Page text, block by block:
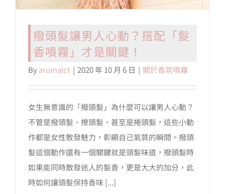
會員專區
果：
撥頭髮讓男人心動？搭配「髮
香噴霧」才是關鍵！
Byaromaict | 2020 年 10 月 6 日 | 關於香氛噴霧
女生無意識的「撥頭髮」為什麼可以讓男人心動？
不管是撥頭髮、撩頭髮、甚至是捲頭髮，這些小動
作都是女性散發魅力，彰顯自己氣質的瞬間。撥頭
髮這個動作還有一個關鍵就是頭髮味道，撥頭髮時
如果能同時散發迷人的髮香，更是大大的加分，此
時如何讓頭髮保持香味 [...]